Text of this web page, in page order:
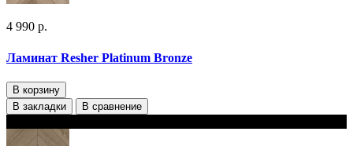
4 990 р.
Ламинат Resher Platinum Bronze
В корзину
В закладки
В сравнение